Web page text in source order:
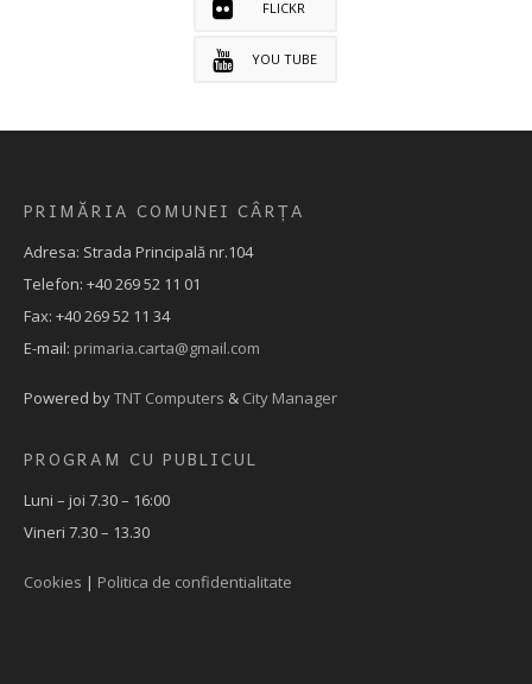
FLICKR
YOU TUBE
PRIMĂRIA COMUNEI CÂRȚA
Adresa: Strada Principală nr.104
Telefon: +40 269 52 11 01
Fax: +40 269 52 11 34
E-mail: primaria.carta@gmail.com
Powered byTNT Computers & City Manager
PROGRAM CU PUBLICUL
Luni – joi 7.30 – 16:00
Vineri 7.30 – 13.30
Cookies | Politica de confidentialitate